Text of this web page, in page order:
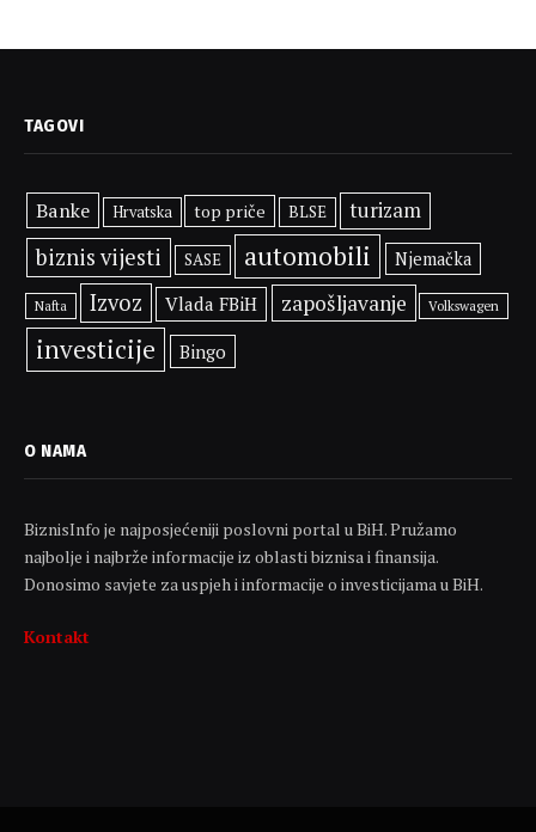
TAGOVI
Banke Hrvatska top priče BLSE turizam
biznis vijesti SASE automobili Njemačka
Nafta Izvoz Vlada FBiH zapošljavanje Volkswagen
investicije Bingo
O NAMA
BiznisInfo je najposjećeniji poslovni portal u BiH. Pružamo
najbolje i najbrže informacije iz oblasti biznisa i finansija.
Donosimo savjete za uspjeh i informacije o investicijama u BiH.
Kontakt